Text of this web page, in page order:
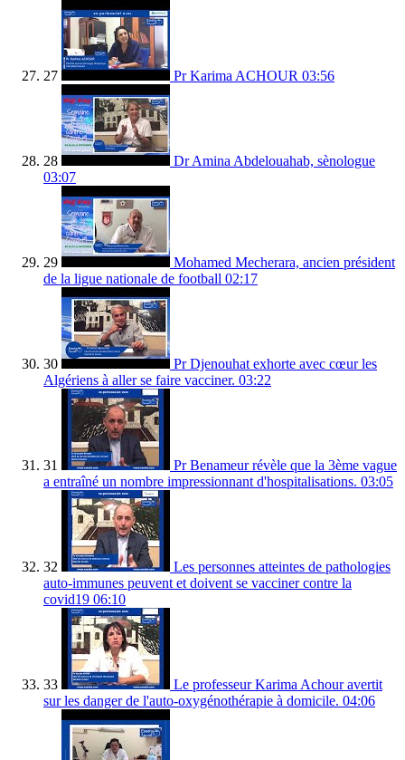
27 Pr Karima ACHOUR 03:56
28
Dr Amina Abdelouahab, sènologue
03:07
29
Mohamed Mecherara, ancien président
de la ligue nationale de football 02:17
30
Pr Djenouhat exhorte avec cœur les
Algériens à aller se faire vacciner. 03:22
31
Pr Benameur révèle que la 3ème vague
a entraîné un nombre impressionnant d'hospitalisations. 03:05
32
Les personnes atteintes de pathologies
auto-immunes peuvent et doivent se vacciner contre la
covid19 06:10
33
Le professeur Karima Achour avertit
sur les danger de l'auto-oxygénothérapie à domicile. 04:06